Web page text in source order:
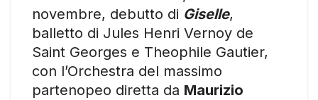
novembre, debutto di Giselle,
balletto di Jules Henri Vernoy de
Saint Georges e Theophile Gautier,
con l’Orchestra del massimo
partenopeo diretta da Maurizio